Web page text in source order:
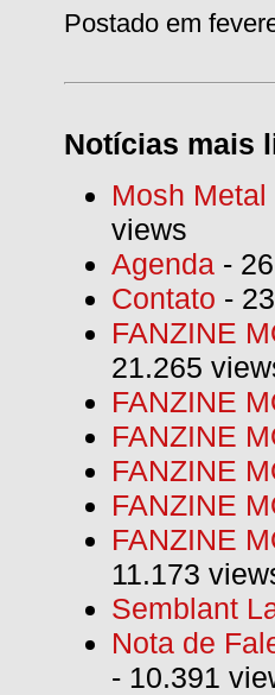
Postado em
Notícias mais
Mosh
views
Agenda -
Contato -
FANZINE
21.265
FANZINE
FANZINE
FANZINE
FANZINE
FANZINE
11.173
Semblant
Nota de
- 10.391